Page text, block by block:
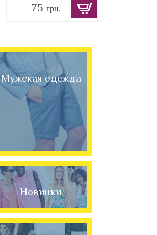
75грн.
Мужская одежда
Новинки